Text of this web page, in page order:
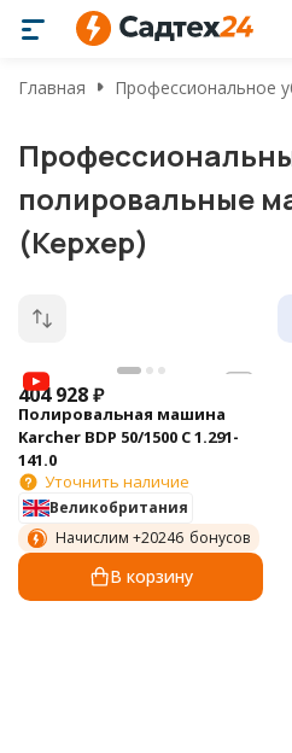
Главная Профессиональное
полировальные
(Керхер)
404 928₽
Полировальная машина
Karcher BDP 50/1500 C 1.291-
141.0
Уточнить наличие
Великобритания
Начислим +20246 бонусов
В корзину